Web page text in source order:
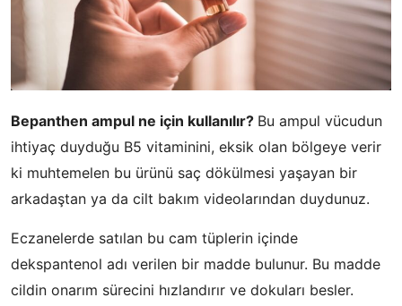
Bepanthen ampul ne için kullanılır? Bu ampul vücudun
ihtiyaç duyduğu B5 vitaminini, eksik olan bölgeye verir
ki muhtemelen bu ürünü saç dökülmesi yaşayan bir
arkadaştan ya da cilt bakım videolarından duydunuz.
Eczanelerde satılan bu cam tüplerin içinde
dekspantenol adı verilen bir madde bulunur. Bu madde
cildin onarım sürecini hızlandırır ve dokuları besler.